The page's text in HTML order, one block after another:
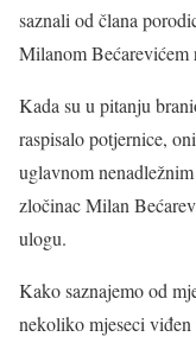
saznali od člana
Milanom Bećarevićem
Kada su u pitanju
raspisalo potjernice,
uglavnom
zločinac Milan
ulogu.
Kako saznajemo od
nekoliko mjeseci viđen